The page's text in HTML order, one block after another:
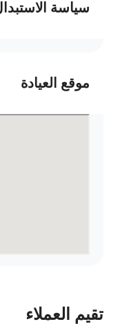
سياسة الاستبدال
موقع العيادة
العملاء